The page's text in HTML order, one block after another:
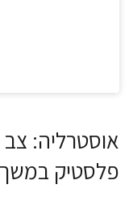
אוסטרליה: צב
פלסטיק במשך 6 ימים ברציפות